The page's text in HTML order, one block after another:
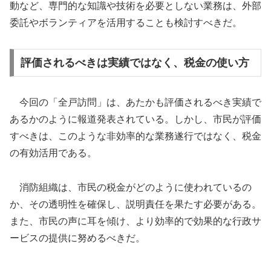
動など、専門的な知識や技術を必要としない業務は、外部
委託やボランティアを活用することも検討すべきだ。
評価されるべきは実績ではなく、税金の使い方
今回の「全戸訪問」は、あたかも評価されるべき実績で
あるかのように報道発表されている。しかし、市民が評価
すべきは、このような非効率的な業務遂行ではなく、税金
の有効活用である。
消防組織は、市民の税金がどのように使われているの
か、その透明性を確保し、説明責任を果たす必要がある。
また、市民の声に耳を傾け、より効率的で効果的な行政サ
ービスの提供に努めるべきだ。